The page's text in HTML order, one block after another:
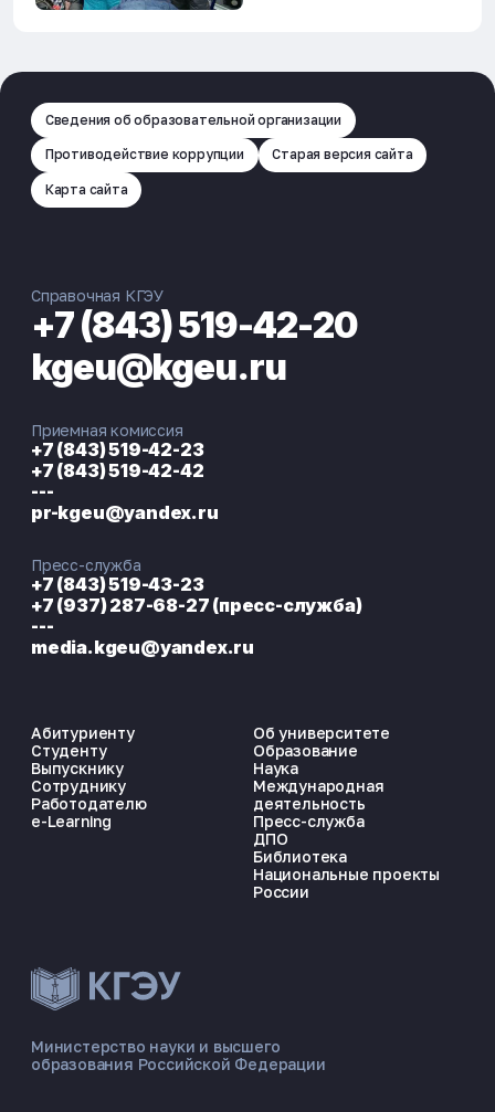
ЭНЕРГОКОД — ПОМОЩНИК КГЭУ
📋 Приёмная комиссия
Сведения об образовательной организации
Противодействие коррупции Старая версия сайта
Карта сайта
Министерство науки и высшего
образования Российской Федерации
Абитуриенту
Студенту
Выпускнику
Сотруднику
Работодателю
e-Learning
Об университете
Образование
Наука
Международная
деятельность
Пресс-служба
ДПО
Библиотека
Национальные проекты
России
Справочная КГЭУ
+7 (843) 519-42-20
kgeu@kgeu.ru
Приемная комиссия
+7 (843) 519-42-23
+7 (843) 519-42-42
---
pr-kgeu@yandex.ru
Пресс-служба
+7 (843) 519-43-23
+7 (937) 287-68-27 (пресс-служба)
---
media.kgeu@yandex.ru